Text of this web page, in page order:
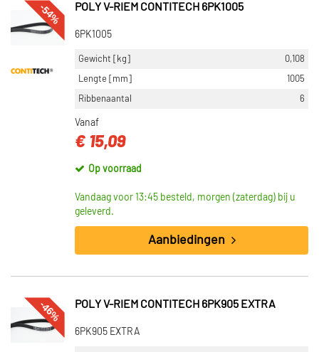
-54% POLY V-RIEM CONTITECH 6PK1005
6PK1005
Gewicht [kg]
0,108
Lengte [mm]
1005
Ribbenaantal
6
Vanaf
€ 15,09
Op voorraad
Vandaag voor 13:45 besteld, morgen (zaterdag) bij u
geleverd.
Aanbiedingen
-46% POLY V-RIEM CONTITECH 6PK905 EXTRA
6PK905 EXTRA